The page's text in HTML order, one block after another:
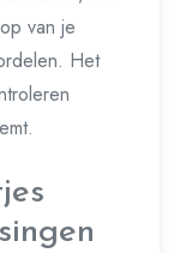
van je
Het